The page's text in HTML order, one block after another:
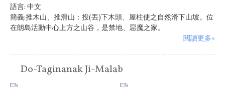
語言: 中文
簡義:推木山、推滑山：投(丟)下木頭、屋柱使之自然滑下山坡。位
在朗島活動中心上方之山谷，是禁地、惡魔之家。
閱讀更多»
Do-Taginanak Ji-Malab